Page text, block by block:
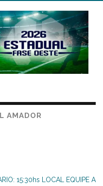
AMADOR
15:30hs LOCAL EQUIPE A